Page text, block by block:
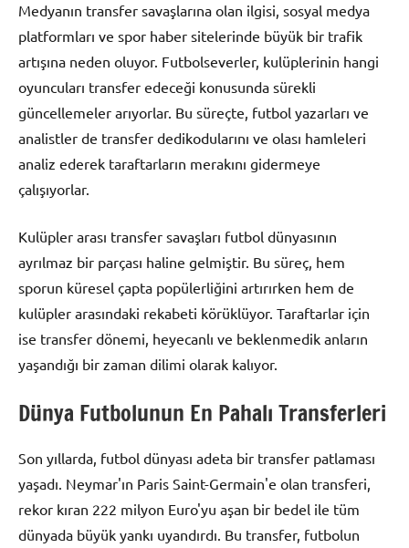
Medyanın transfer savaşlarına olan ilgisi, sosyal medya
platformları ve spor haber sitelerinde büyük bir trafik
artışına neden oluyor. Futbolseverler, kulüplerinin hangi
oyuncuları transfer edeceği konusunda sürekli
güncellemeler arıyorlar. Bu süreçte, futbol yazarları ve
analistler de transfer dedikodularını ve olası hamleleri
analiz ederek taraftarların merakını gidermeye
çalışıyorlar.
Kulüpler arası transfer savaşları futbol dünyasının
ayrılmaz bir parçası haline gelmiştir. Bu süreç, hem
sporun küresel çapta popülerliğini artırırken hem de
kulüpler arasındaki rekabeti körüklüyor. Taraftarlar için
ise transfer dönemi, heyecanlı ve beklenmedik anların
yaşandığı bir zaman dilimi olarak kalıyor.
Dünya Futbolunun En Pahalı Transferleri
Son yıllarda, futbol dünyası adeta bir transfer patlaması
yaşadı. Neymar'ın Paris Saint-Germain'e olan transferi,
rekor kıran 222 milyon Euro'yu aşan bir bedel ile tüm
dünyada büyük yankı uyandırdı. Bu transfer, futbolun